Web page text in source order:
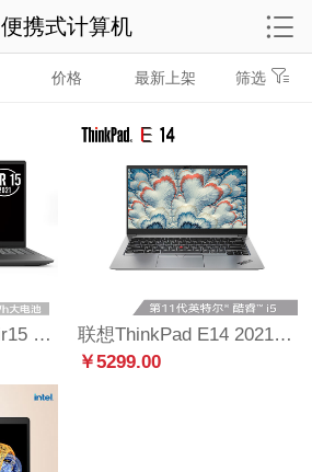
价格 最新上架 筛选
联想(Lenovo)小新Air15 2021锐龙版全面屏办公轻薄笔记本电脑(8核R7-4800U 16G 512G 100%sRGB 高色域)深空灰
联想ThinkPad E14 2021 居家办公本 酷睿版 英特尔酷睿i5 14英寸轻薄笔记本(i5-1135G7 16G 512G 100%sRGB)银
￥5299.00
便携式计算机